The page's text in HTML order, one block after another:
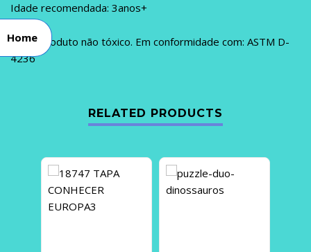
Idade recomendada: 3anos+
Nota: Produto não tóxico. Em conformidade com: ASTM D-
4236
RELATED PRODUCTS
Home